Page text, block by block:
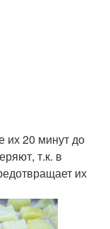
их 20 минут до
т.к. в
их